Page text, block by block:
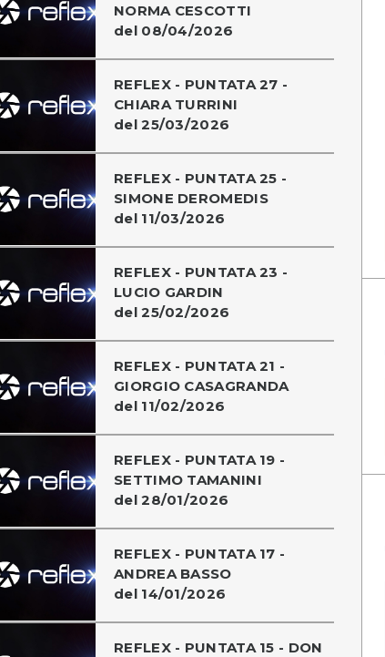
NORMA CESCOTTI
del 08/04/2026
REFLEX - PUNTATA 27 -
CHIARA TURRINI
del 25/03/2026
REFLEX - PUNTATA 25 -
SIMONE DEROMEDIS
del 11/03/2026
REFLEX - PUNTATA 23 -
LUCIO GARDIN
del 25/02/2026
REFLEX - PUNTATA 21 -
GIORGIO CASAGRANDA
del 11/02/2026
REFLEX - PUNTATA 19 -
SETTIMO TAMANINI
del 28/01/2026
REFLEX - PUNTATA 17 -
ANDREA BASSO
del 14/01/2026
REFLEX - PUNTATA 15 - DON